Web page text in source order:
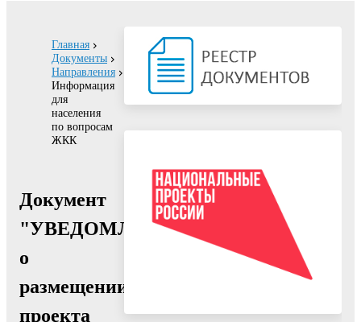
Главная
Документы
Направления
Информация
для
населения
по вопросам
ЖКК
Документ
"УВЕДОМЛЕНИЕ
о
размещении
проекта